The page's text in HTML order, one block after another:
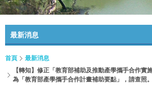
最新消息
首頁
最新消息
【轉知】修正「教育部補助及推動產學攜手合作實
為「教育部產學攜手合作計畫補助要點」，請查照。